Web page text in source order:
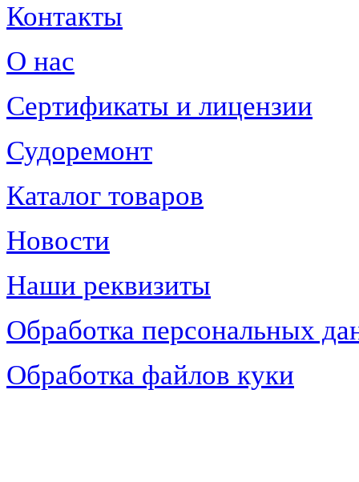
Контакты
О нас
Сертификаты и лицензии
Судоремонт
Каталог товаров
Новости
Наши реквизиты
Обработка персональных
Обработка файлов куки